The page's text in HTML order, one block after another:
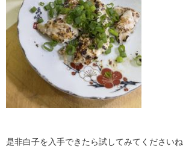
是非白子を入手できたら試してみてくださいね